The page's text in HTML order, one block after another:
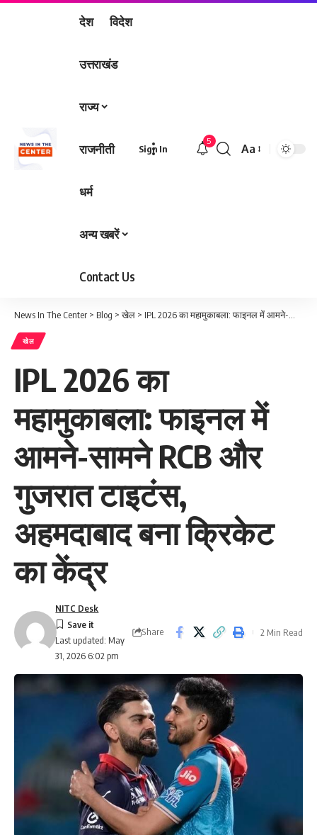
देश विदेश
उत्तराखंड
राज्य
राजनीती
धर्म
अन्य खबरें
Contact Us
Sign In
5
Font
Aa
News In The Center > Blog >खेल > IPL 2026 का महामुकाबला: फाइनल में आमने-सामने RCB और गुजरात टाइटंस, अहमदाबाद बना क्रिकेट का केंद्र
खेल
IPL 2026 का
महामुकाबला: फाइनल में
आमने-सामने RCB और
गुजरात टाइटंस,
अहमदाबाद बना क्रिकेट
का केंद्र
Last updated: May
31, 2026 6:02 pm
NITC Desk
Share 2 Min Read